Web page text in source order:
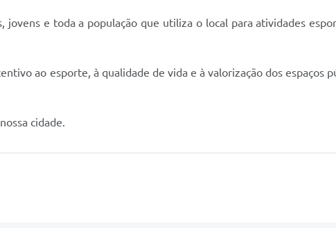
e toda a população que utiliza o local para atividades
ao esporte, à qualidade de vida e à valorização dos espaços
cidade.